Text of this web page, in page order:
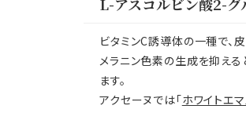
ビタミンC誘導体の一種で、
メラニン色素の生成を抑え
ます。
アクセーヌでは「ホワイトエ